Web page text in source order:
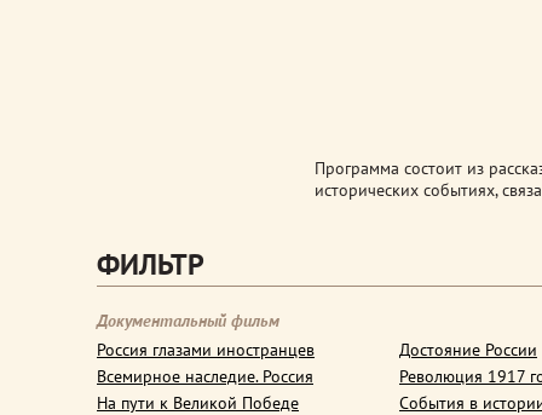
Программа состоит из
исторических событиях,
ФИЛЬТР
Документальный фильм
Россия глазами иностранцев
Всемирное наследие. Россия
На пути к Великой Победе
Достояние России
Революция 1917
События в